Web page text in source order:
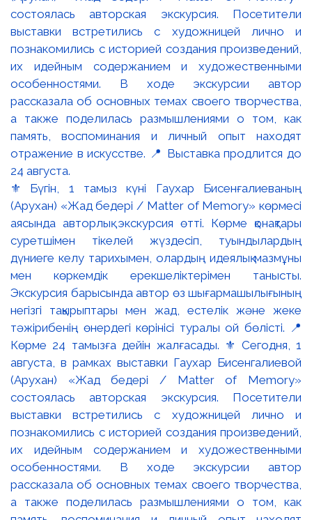
⚜️ Бүгін, 1 тамыз күні Гаухар Бисенғалиеваның
(Арухан) «Жад бедері / Matter of Memory» көрмесі
аясында авторлық экскурсия өтті. Көрме қонақтары
суретшімен тікелей жүздесіп, туындылардың
дүниеге келу тарихымен, олардың идеялық мазмұны
мен көркемдік ерекшеліктерімен танысты.
Экскурсия барысында автор өз шығармашылығының
негізгі тақырыптары мен жад, естелік және жеке
тәжірибенің өнердегі көрінісі туралы ой бөлісті. 📍
Көрме 24 тамызға дейін жалғасады. ⚜️ Сегодня, 1
августа, в рамках выставки Гаухар Бисенгалиевой
(Арухан) «Жад бедері / Matter of Memory»
состоялась авторская экскурсия. Посетители
выставки встретились с художницей лично и
познакомились с историей создания произведений,
их идейным содержанием и художественными
особенностями. В ходе экскурсии автор
рассказала об основных темах своего творчества,
а также поделилась размышлениями о том, как